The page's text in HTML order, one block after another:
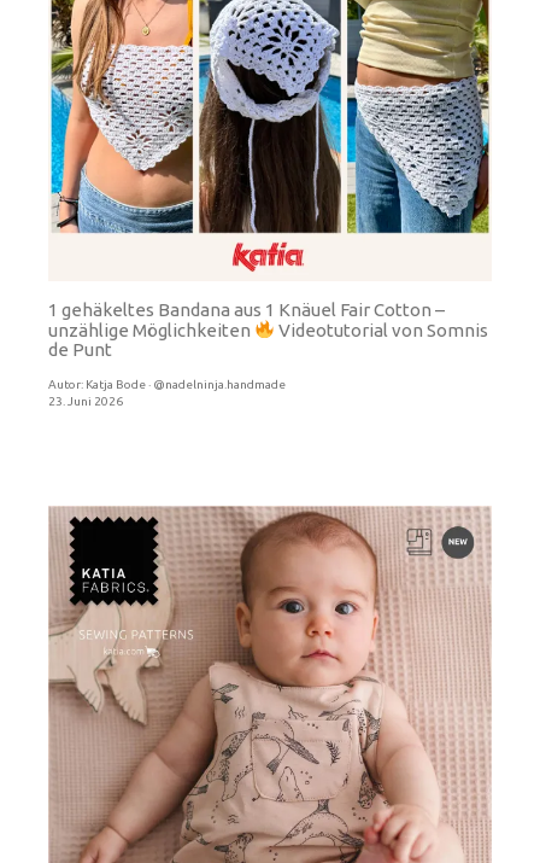
1 gehäkeltes Bandana aus 1 Knäuel Fair Cotton –
unzählige Möglichkeiten
Videotutorial von Somnis
de Punt
Autor: Katja Bode · @nadelninja.handmade
23. Juni 2026